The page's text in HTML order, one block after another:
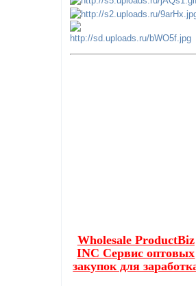
Wholesale ProductBiz
INC Сервис оптовых
закупок для